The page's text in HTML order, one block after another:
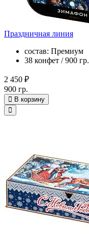
Праздничная линия
состав: Премиум
38 конфет / 900 гр.
2 450 ₽
900 гр.
В корзину